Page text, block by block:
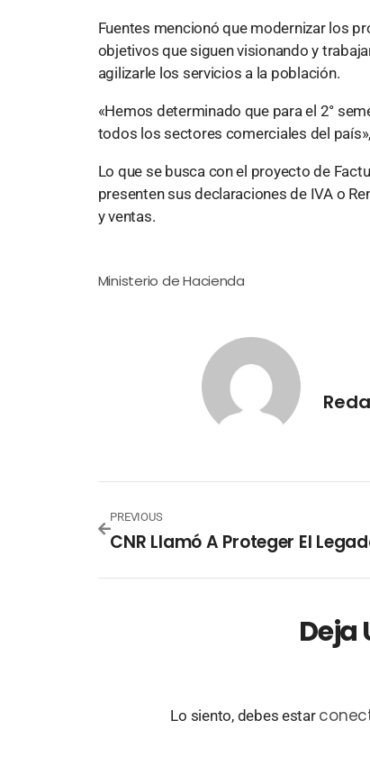
Fuentes mencionó que modernizar los
objetivos que siguen visionando y
agilizarle los servicios a la población.
«Hemos determinado que para el 2°
todos los sectores comerciales del
Lo que se busca con el proyecto de
presenten sus declaraciones de IVA o
y ventas.
Ministerio de Hacienda
PREVIOUS
Deja
Lo siento, debes estar